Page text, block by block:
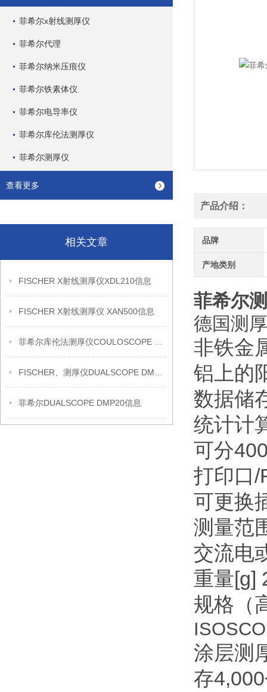
菲希尔x射线测厚仪
菲希尔代理
菲希尔纳米压痕仪
菲希尔铁素体仪
菲希尔电导率仪
菲希尔库伦法测厚仪
菲希尔测厚仪
查看更多
相关文章
FISCHER X射线测厚仪XDL210信息
FISCHER X射线测厚仪 XAN500信息
菲希尔DUALSCOPE DMP20信息
产品介绍：
品牌
产地类别
菲希尔
德国测
非铁金
铝上的
数据储
统计计
可分
打印口/
可更换
测量范
交流电
重量[g]
规格（
涂层测
存